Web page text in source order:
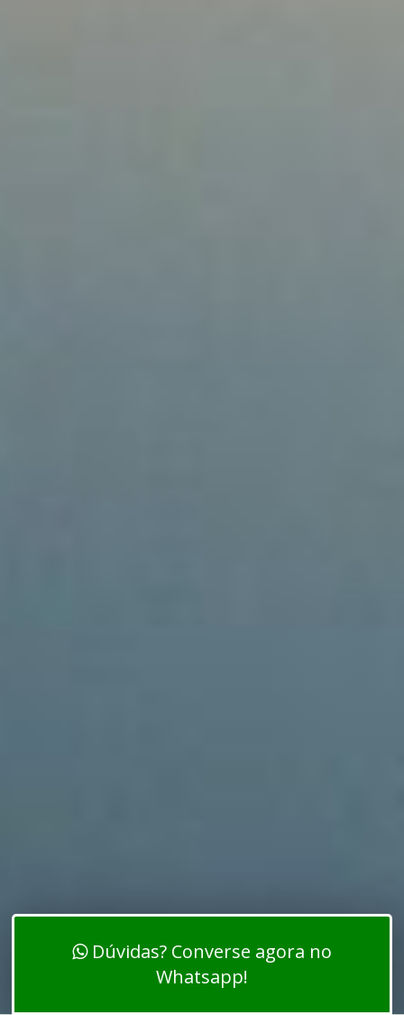
Dúvidas? Converse agora no
Whatsapp!